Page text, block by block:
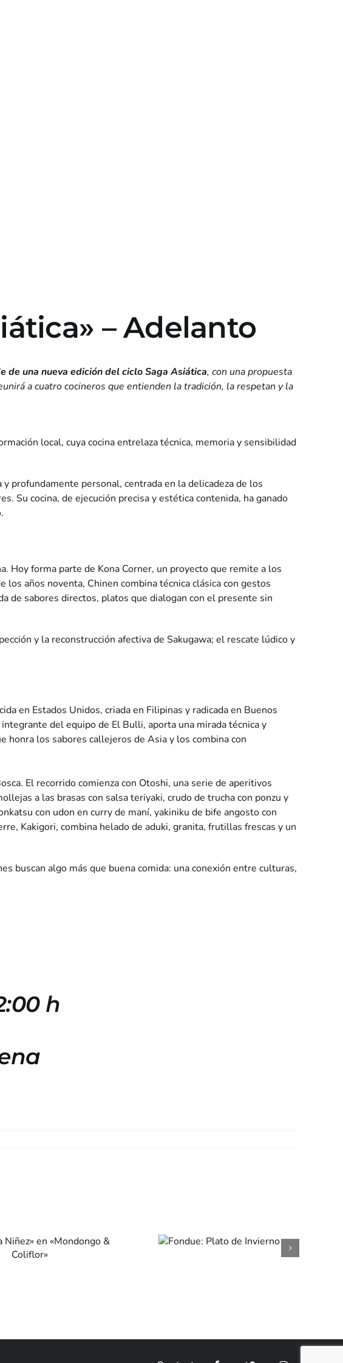
– Adelanto
de una nueva edición del ciclo Saga Asiática, con una propuesta
a cuatro cocineros que entienden la tradición, la respetan y la
local, cuya cocina entrelaza técnica, memoria y sensibilidad
profundamente personal, centrada en la delicadeza de los
Su cocina, de ejecución precisa y estética contenida, ha ganado
Hoy forma parte de Kona Corner, un proyecto que remite a los
años noventa, Chinen combina técnica clásica con gestos
de sabores directos, platos que dialogan con el presente sin
y la reconstrucción afectiva de Sakugawa; el rescate lúdico y
en Estados Unidos, criada en Filipinas y radicada en Buenos
del equipo de El Bulli, aporta una mirada técnica y
honra los sabores callejeros de Asia y los combina con
El recorrido comienza con Otoshi, una serie de aperitivos
a las brasas con salsa teriyaki, crudo de trucha con ponzu y
con udon en curry de maní, yakiniku de bife angosto con
Kakigori, combina helado de aduki, granita, frutillas frescas y un
buscan algo más que buena comida: una conexión entre culturas,
h
Fondue: